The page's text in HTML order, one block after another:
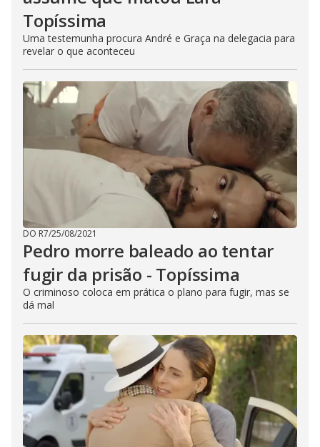
Topíssima
Uma testemunha procura André e Graça na delegacia para
revelar o que aconteceu
DO R7/25/08/2021
Pedro morre baleado ao tentar
fugir da prisão - Topíssima
O criminoso coloca em prática o plano para fugir, mas se
dá mal